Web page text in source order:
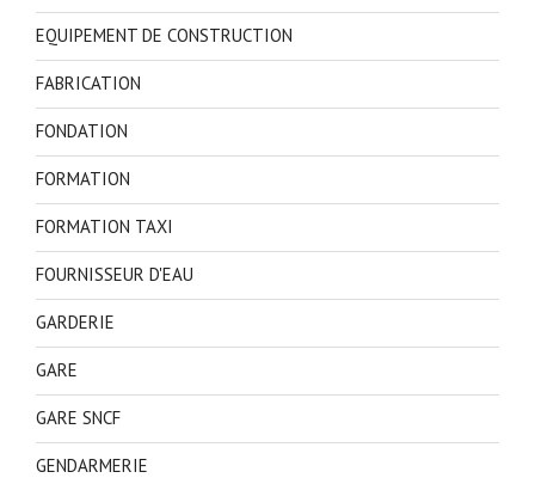
EQUIPEMENT DE CONSTRUCTION
FABRICATION
FONDATION
FORMATION
FORMATION TAXI
FOURNISSEUR D'EAU
GARDERIE
GARE
GARE SNCF
GENDARMERIE